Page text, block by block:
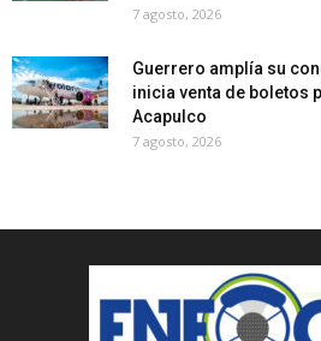
7 agosto, 2026
Guerrero amplía su
inicia venta de boletos
Acapulco
7 agosto, 2026